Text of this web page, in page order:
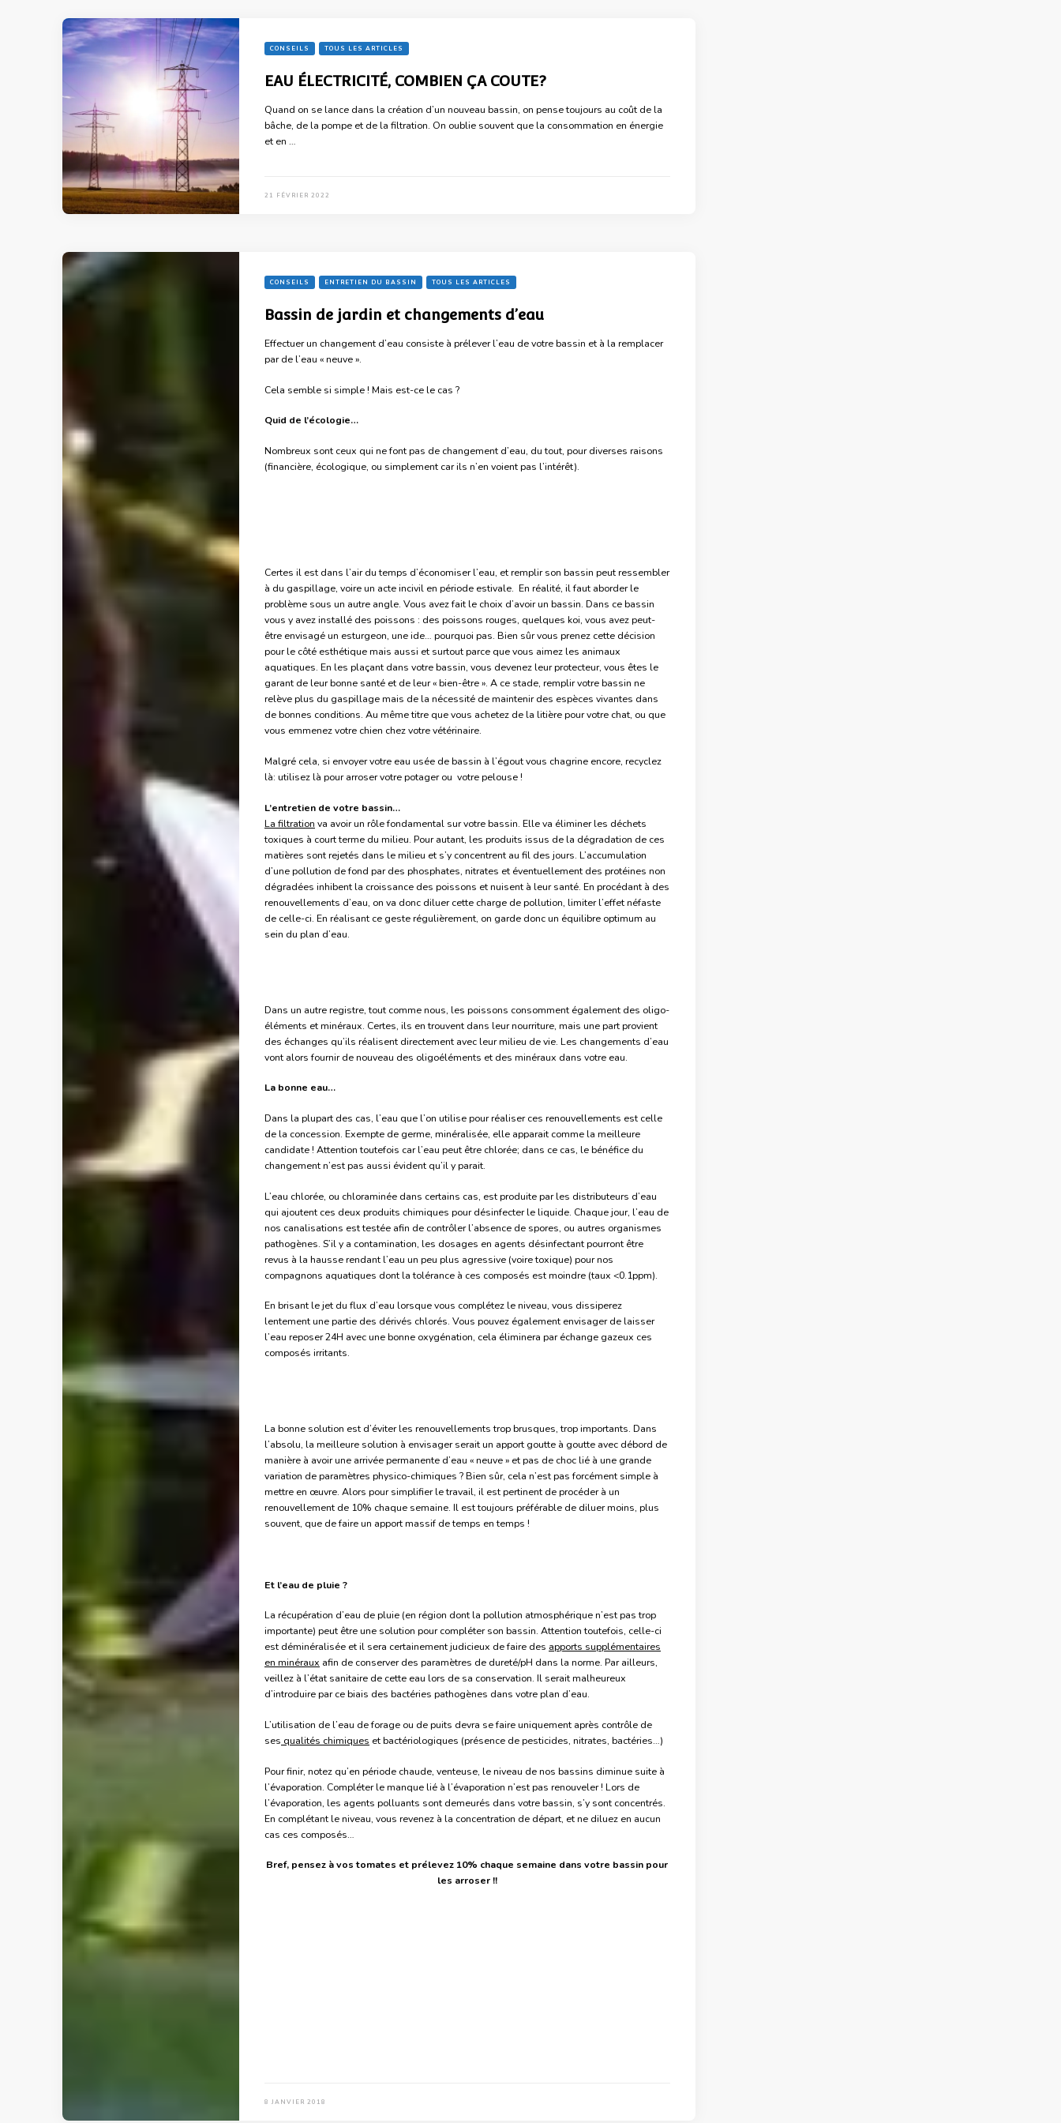
CONSEILS TOUS LES ARTICLES
EAU ÉLECTRICITÉ, COMBIEN ÇA COUTE?
Quand on se lance dans la création d’un nouveau bassin, on pense toujours au coût de la
bâche, de la pompe et de la filtration. On oublie souvent que la consommation en énergie
et en …
21 FÉVRIER 2022
CONSEILS ENTRETIEN DU BASSIN TOUS LES ARTICLES
Bassin de jardin et changements d’eau
Effectuer un changement d’eau consiste à prélever l’eau de votre bassin et à la remplacer
par de l’eau « neuve ».
Cela semble si simple ! Mais est-ce le cas ?
Quid de l’écologie…
Nombreux sont ceux qui ne font pas de changement d’eau, du tout, pour diverses raisons
(financière, écologique, ou simplement car ils n’en voient pas l’intérêt).
Certes il est dans l’air du temps d’économiser l’eau, et remplir son bassin peut ressembler
à du gaspillage, voire un acte incivil en période estivale. En réalité, il faut aborder le
problème sous un autre angle. Vous avez fait le choix d’avoir un bassin. Dans ce bassin
vous y avez installé des poissons : des poissons rouges, quelques koi, vous avez peut-
être envisagé un esturgeon, une ide… pourquoi pas. Bien sûr vous prenez cette décision
pour le côté esthétique mais aussi et surtout parce que vous aimez les animaux
aquatiques. En les plaçant dans votre bassin, vous devenez leur protecteur, vous êtes le
garant de leur bonne santé et de leur « bien-être ». A ce stade, remplir votre bassin ne
relève plus du gaspillage mais de la nécessité de maintenir des espèces vivantes dans
de bonnes conditions. Au même titre que vous achetez de la litière pour votre chat, ou que
vous emmenez votre chien chez votre vétérinaire.
Malgré cela, si envoyer votre eau usée de bassin à l’égout vous chagrine encore, recyclez
là: utilisez là pour arroser votre potager ou votre pelouse !
L’entretien de votre bassin…
La filtration va avoir un rôle fondamental sur votre bassin. Elle va éliminer les déchets
toxiques à court terme du milieu. Pour autant, les produits issus de la dégradation de ces
matières sont rejetés dans le milieu et s’y concentrent au fil des jours. L’accumulation
d’une pollution de fond par des phosphates, nitrates et éventuellement des protéines non
dégradées inhibent la croissance des poissons et nuisent à leur santé. En procédant à des
renouvellements d’eau, on va donc diluer cette charge de pollution, limiter l’effet néfaste
de celle-ci. En réalisant ce geste régulièrement, on garde donc un équilibre optimum au
sein du plan d’eau.
Dans un autre registre, tout comme nous, les poissons consomment également des oligo-
éléments et minéraux. Certes, ils en trouvent dans leur nourriture, mais une part provient
des échanges qu’ils réalisent directement avec leur milieu de vie. Les changements d’eau
vont alors fournir de nouveau des oligoéléments et des minéraux dans votre eau.
La bonne eau…
Dans la plupart des cas, l’eau que l’on utilise pour réaliser ces renouvellements est celle
de la concession. Exempte de germe, minéralisée, elle apparait comme la meilleure
candidate ! Attention toutefois car l’eau peut être chlorée; dans ce cas, le bénéfice du
changement n’est pas aussi évident qu’il y parait.
L’eau chlorée, ou chloraminée dans certains cas, est produite par les distributeurs d’eau
qui ajoutent ces deux produits chimiques pour désinfecter le liquide. Chaque jour, l’eau de
nos canalisations est testée afin de contrôler l’absence de spores, ou autres organismes
pathogènes. S’il y a contamination, les dosages en agents désinfectant pourront être
revus à la hausse rendant l’eau un peu plus agressive (voire toxique) pour nos
compagnons aquatiques dont la tolérance à ces composés est moindre (taux <0.1ppm).
En brisant le jet du flux d’eau lorsque vous complétez le niveau, vous dissiperez
lentement une partie des dérivés chlorés. Vous pouvez également envisager de laisser
l’eau reposer 24H avec une bonne oxygénation, cela éliminera par échange gazeux ces
composés irritants.
La bonne solution est d’éviter les renouvellements trop brusques, trop importants. Dans
l’absolu, la meilleure solution à envisager serait un apport goutte à goutte avec débord de
manière à avoir une arrivée permanente d’eau « neuve » et pas de choc lié à une grande
variation de paramètres physico-chimiques ? Bien sûr, cela n’est pas forcément simple à
mettre en œuvre. Alors pour simplifier le travail, il est pertinent de procéder à un
renouvellement de 10% chaque semaine. Il est toujours préférable de diluer moins, plus
souvent, que de faire un apport massif de temps en temps !
Et l’eau de pluie ?
La récupération d’eau de pluie (en région dont la pollution atmosphérique n’est pas trop
importante) peut être une solution pour compléter son bassin. Attention toutefois, celle-ci
est déminéralisée et il sera certainement judicieux de faire des apports supplémentaires
en minéraux afin de conserver des paramètres de dureté/pH dans la norme. Par ailleurs,
veillez à l’état sanitaire de cette eau lors de sa conservation. Il serait malheureux
d’introduire par ce biais des bactéries pathogènes dans votre plan d’eau.
L’utilisation de l’eau de forage ou de puits devra se faire uniquement après contrôle de
ses qualités chimiques et bactériologiques (présence de pesticides, nitrates, bactéries…)
Pour finir, notez qu’en période chaude, venteuse, le niveau de nos bassins diminue suite à
l’évaporation. Compléter le manque lié à l’évaporation n’est pas renouveler ! Lors de
l’évaporation, les agents polluants sont demeurés dans votre bassin, s’y sont concentrés.
En complétant le niveau, vous revenez à la concentration de départ, et ne diluez en aucun
cas ces composés…
Bref, pensez à vos tomates et prélevez 10% chaque semaine dans votre bassin pour
les arroser !!
8 JANVIER 2018